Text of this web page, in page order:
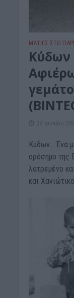
ΜΑΤΙΕΣ ΣΤΟ
Κύδων
24 Ιουνίου
Κύδων… Ένα
ορόσημο της
λατρεμένο
και